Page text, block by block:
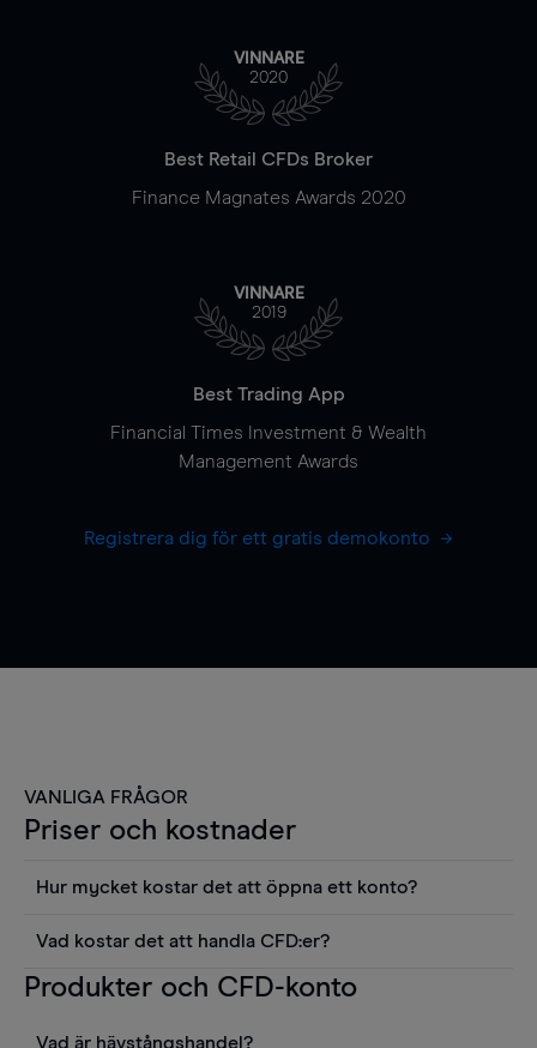
VINNARE
2020
Best Retail CFDs Broker
Finance Magnates Awards 2020
VINNARE
2019
Best Trading App
Financial Times Investment & Wealth
Management Awards
Registrera dig för ett gratis demokonto
VANLIGA FRÅGOR
Priser och kostnader
Hur mycket kostar det att öppna ett konto?
använda sådana verktyg som diagram, Reuters
aktierapporter utan kostnad.
Vad kostar det att handla CFD:er?
Det är en rad kostnader att tänka på när man
innehavskostnader (för positioner som hålls öppna
Produkter och CFD-konto
Vad är hävstångshandel?